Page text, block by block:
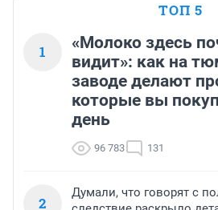
ТОП 5
1
«Молоко здесь
видит»: как на
заводе делают
которые вы
день
96 783 131
2
Думали, что говорят с